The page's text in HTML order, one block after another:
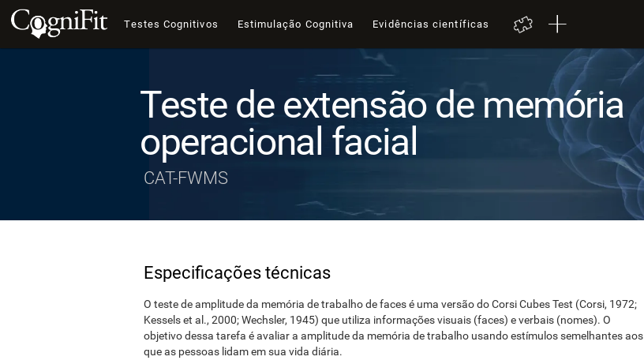
Testes Cognitivos Estimulação Cognitiva Evidências científicas
Teste de extensão de memória
operacional facial
CAT-FWMS
Especificações técnicas
O teste de amplitude da memória de trabalho de faces é uma versão do Corsi Cubes Test (Corsi, 1972;
Kessels et al., 2000; Wechsler, 1945) que utiliza informações visuais (faces) e verbais (nomes). O
objetivo dessa tarefa é avaliar a amplitude da memória de trabalho usando estímulos semelhantes aos
que as pessoas lidam em sua vida diária.